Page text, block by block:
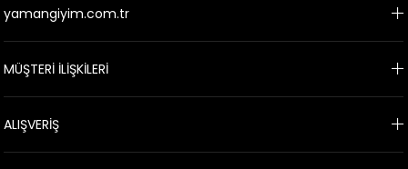
yamangiyim.com.tr
MÜŞTERİ İLİŞKİLERİ
ALIŞVERİŞ